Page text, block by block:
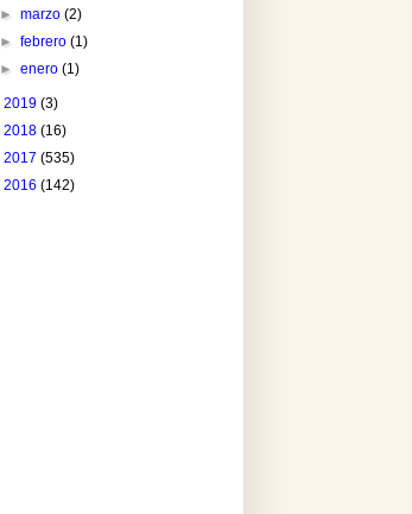
►marzo(2)
►febrero(1)
►enero(1)
2019 (3)
2018 (16)
2017 (535)
2016 (142)